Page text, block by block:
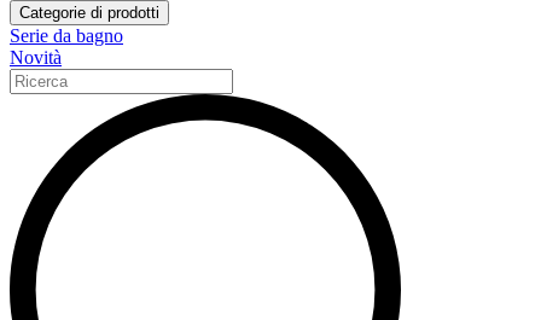
Categorie di prodotti
Serie da bagno
Novità